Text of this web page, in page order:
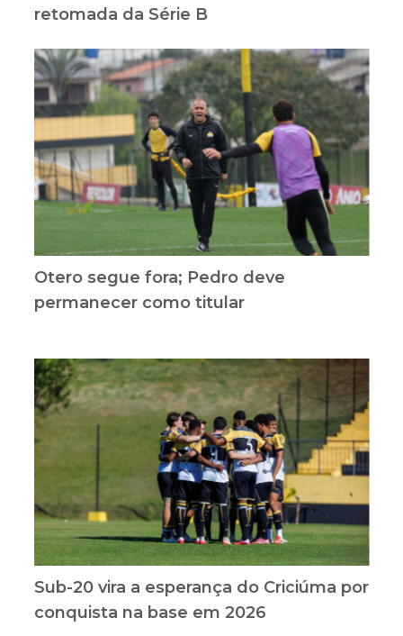
retomada da Série B
Otero segue fora; Pedro deve
permanecer como titular
Sub-20 vira a esperança do Criciúma por
conquista na base em 2026